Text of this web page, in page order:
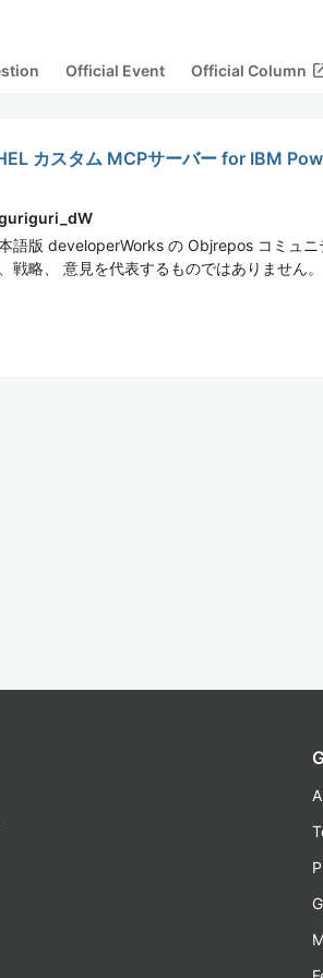
Official Event Official Column
カスタム MCPサーバー for IBM
語版 developerWorks の Objrepos コミュ
戦略、 意見を代表するものではありません。